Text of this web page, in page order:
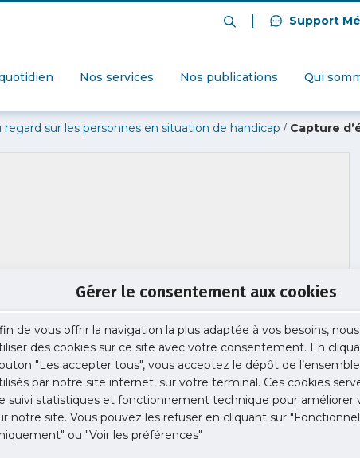
Gérer le consentement aux cookies
de vous offrir la navigation la plus adaptée à vos besoins,
des cookies sur ce site avec votre consentement. En
"Les accepter tous", vous acceptez le dépôt de
par notre site internet, sur votre terminal. Ces cookies
suivi statistiques et fonctionnement technique pour améliorer
notre site. Vous pouvez les refuser en cliquant sur
ou "Voir les préférences"
Support
Nos services Nos publications Qui
regard sur les personnes en situation de handicap / Capture